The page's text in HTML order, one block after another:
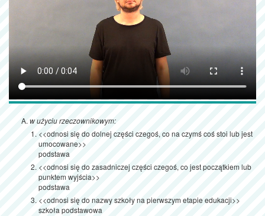
w użyciu rzeczownikowym:
<<odnosi się do dolnej części czegoś, co na czymś coś stoi lub jest
umocowane>>
podstawa
<<odnosi się do zasadniczej części czegoś, co jest początkiem lub
punktem wyjścia>>
podstawa
<<odnosi się do nazwy szkoły na pierwszym etapie edukacji>>
szkoła podstawowa